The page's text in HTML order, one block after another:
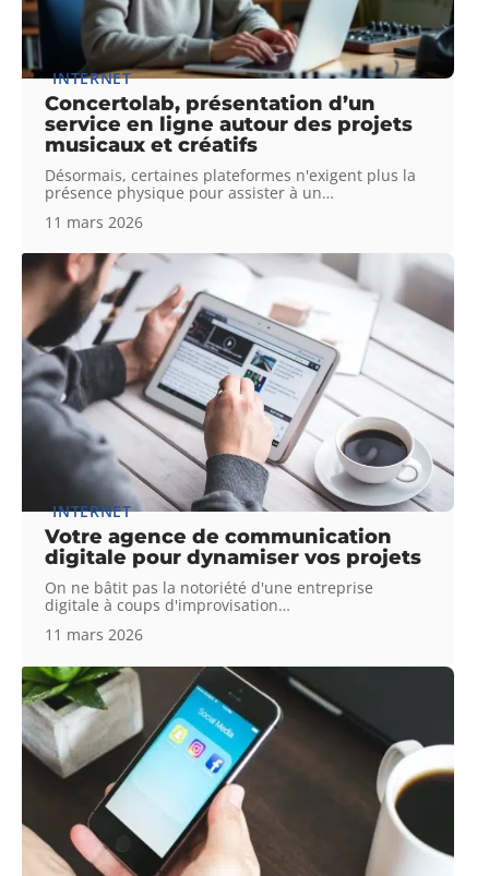
INTERNET
Concertolab, présentation d’un
service en ligne autour des projets
musicaux et créatifs
Désormais, certaines plateformes n'exigent plus la
présence physique pour assister à un…
11 mars 2026
INTERNET
Votre agence de communication
digitale pour dynamiser vos projets
On ne bâtit pas la notoriété d'une entreprise
digitale à coups d'improvisation…
11 mars 2026